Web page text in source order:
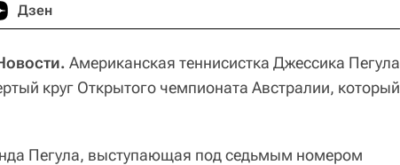
Дзен
Американская теннисистка Джессика Пегула
круг Открытого чемпионата Австралии, который
Пегула, выступающая под седьмым номером